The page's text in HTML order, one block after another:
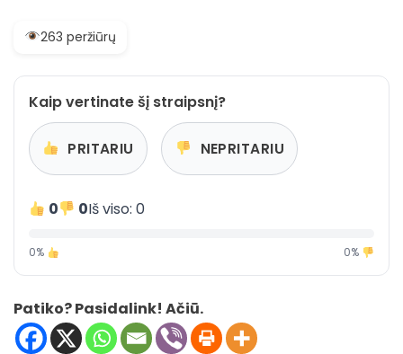
263 peržiūrų
Kaip vertinate šį straipsnį?
PRITARIU NEPRITARIU
0 0Iš viso: 0
0% 0%
Patiko? Pasidalink! Ačiū.